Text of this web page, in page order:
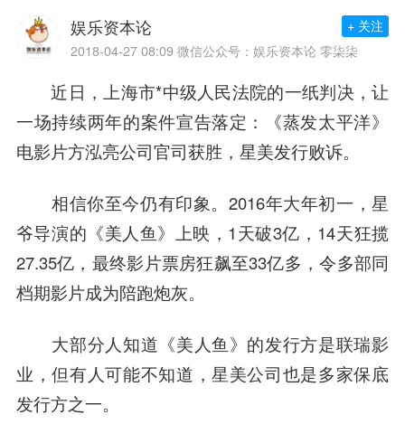
娱乐资本论
2018-04-27 08:09 微信公众号：娱乐资本论 零柒柒
+ 关注
近日，上海市*中级人民法院的一纸判决，让
一场持续两年的案件宣告落定：《蒸发太平洋》
电影片方泓亮公司官司获胜，星美发行败诉。
相信你至今仍有印象。2016年大年初一，星
爷导演的《美人鱼》上映，1天破3亿，14天狂揽
27.35亿，最终影片票房狂飙至33亿多，令多部同
档期影片成为陪跑炮灰。
大部分人知道《美人鱼》的发行方是联瑞影
业，但有人可能不知道，星美公司也是多家保底
发行方之一。